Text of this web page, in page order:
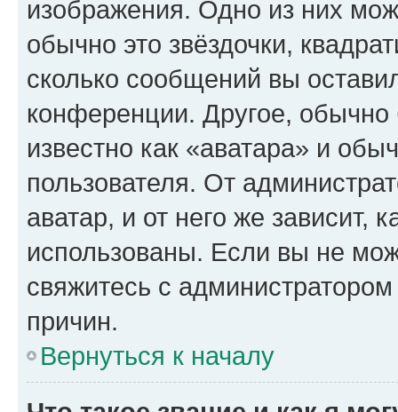
изображения. Одно из них
обычно это звёздочки,
сколько сообщений вы
конференции. Другое,
известно как «аватара» и
пользователя. От
аватар, и от него же зависит,
использованы. Если вы не
свяжитесь с
причин.
Вернуться к началу